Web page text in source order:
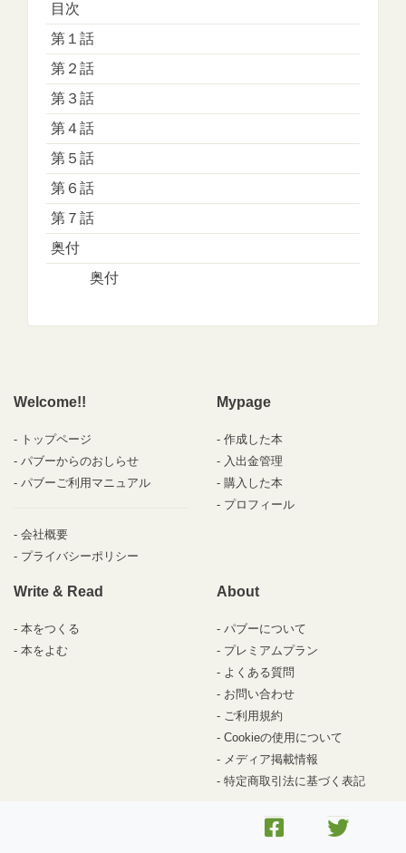
目次
第１話
第２話
第３話
第４話
第５話
第６話
第７話
奥付
奥付
Welcome!!
トップページ
パブーからのおしらせ
パブーご利用マニュアル
会社概要
プライバシーポリシー
Mypage
作成した本
入出金管理
購入した本
プロフィール
Write & Read
本をつくる
本をよむ
About
パブーについて
プレミアムプラン
よくある質問
お問い合わせ
ご利用規約
Cookieの使用について
メディア掲載情報
特定商取引法に基づく表記
All rights reserved.